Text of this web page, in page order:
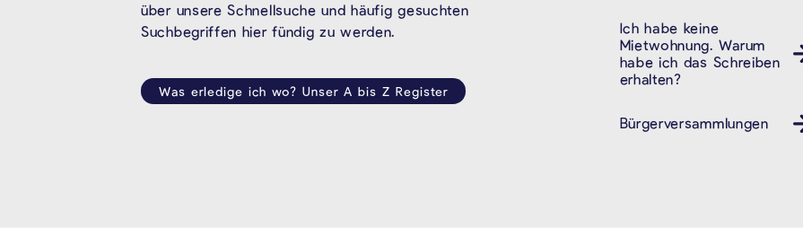
über unsere Schnellsuche und häufig gesuchten
Suchbegriffen hier fündig zu werden.
Was erledige ich wo? Unser A bis Z Register
Ich habe keine
Mietwohnung. Warum
habe ich das Schreiben
erhalten?
Bürgerversammlungen